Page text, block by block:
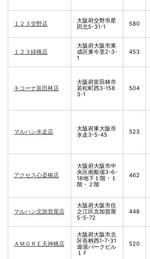
１２３交野店
大阪府交野市星
田北5-31-1
580
１２３緑橋店
大阪府大阪市東
成区東今里2-3-
1
453
キコーナ富田林店
大阪府富田林市
若松町西3-158
3-1
504
マルハン水走店
大阪府東大阪市
水走3-5-45
523
アクセス心斎橋店
大阪府大阪市中
央区南船場3-6-
18地下１階・１
階・２階
462
マルハン北加賀屋店
大阪府大阪市住
之江区北加賀屋
5-5-72
448
ＡＭＯＲＥ天神橋店
大阪府大阪市北
区長柄西1-7-31
遊湯パークビル
１Ｆ
520